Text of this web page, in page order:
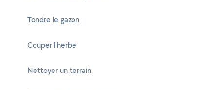
Tondre le gazon
Couper l'herbe
Nettoyer un terrain